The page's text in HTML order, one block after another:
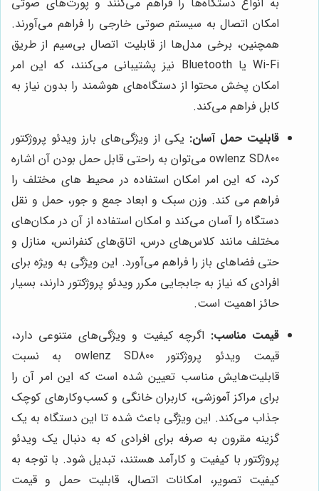
امکان اتصال به سیستم صوتی خارجی را فراهم می‌آورند.
همچنین، برخی مدل‌ها از قابلیت اتصال بی‌سیم از طریق
Wi-Fi یا Bluetooth نیز پشتیبانی می‌کنند، که این امر
امکان پخش محتوا از دستگاه‌های هوشمند را بدون نیاز به
کابل فراهم می‌کند.
قابلیت حمل آسان: یکی از ویژگی‌های بارز ویدئو پروژکتور
owlenz SD800 می‌توان به راحتی قابل حمل بودن آن اشاره
کرد، که این امر امکان استفاده در محیط های مختلف را
فراهم می کند. وزن سبک و ابعاد جمع و جور، حمل و نقل
دستگاه را آسان می‌کند و امکان استفاده از آن در مکان‌های
مختلف مانند کلاس‌های درس، اتاق‌های کنفرانس، منازل و
حتی فضاهای باز را فراهم می‌آورد. این ویژگی به ویژه برای
افرادی که نیاز به جابجایی مکرر ویدئو پروژکتور دارند، بسیار
حائز اهمیت است.
قیمت مناسب: اگرچه کیفیت و ویژگی‌های متنوعی دارد،
قیمت ویدئو پروژکتور owlenz SD800 به نسبت
قابلیت‌هایش مناسب تعیین شده است که این امر آن را
برای مراکز آموزشی، کاربران خانگی و کسب‌وکارهای کوچک
جذاب می‌کند. این ویژگی باعث شده تا این دستگاه به یک
گزینه مقرون به صرفه برای افرادی که به دنبال یک ویدئو
پروژکتور با کیفیت و کارآمد هستند، تبدیل شود. با توجه به
کیفیت تصویر، امکانات اتصال، قابلیت حمل و قیمت